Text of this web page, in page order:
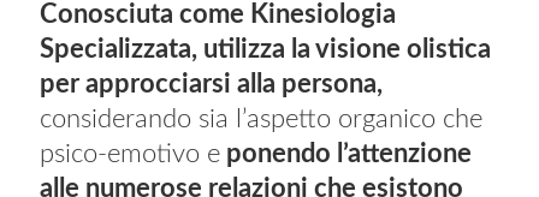
Conosciuta come Kinesiologia
Specializzata, utilizza la visione olistica
per approcciarsi alla persona,
considerando sia l’aspetto organico che
psico-emotivo e ponendo l’attenzione
alle numerose relazioni che esistono